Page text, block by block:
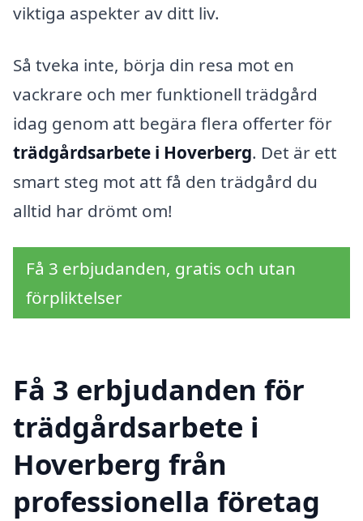
viktiga aspekter av ditt liv.
Så tveka inte, börja din resa mot en
vackrare och mer funktionell trädgård
idag genom att begära flera offerter för
trädgårdsarbete i Hoverberg. Det är ett
smart steg mot att få den trädgård du
alltid har drömt om!
Få 3 erbjudanden, gratis och utan
förpliktelser
Få 3 erbjudanden för
trädgårdsarbete i
Hoverberg från
professionella företag